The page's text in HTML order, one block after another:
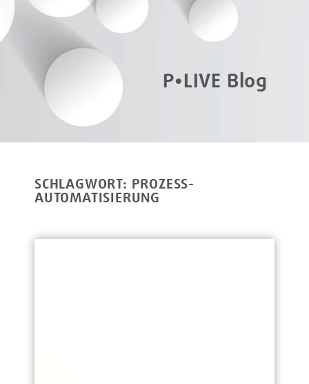
P•LIVE Blog
SCHLAGWORT: PROZESS-
AUTOMATISIERUNG